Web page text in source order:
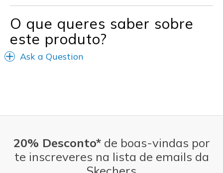
O que queres saber sobre
este produto?
Ask a Question
20% Desconto*de boas-vindas por
te inscreveres na lista de emails da